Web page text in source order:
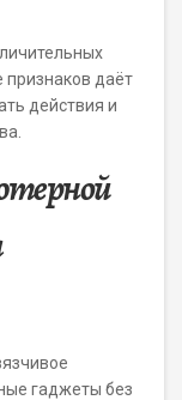
даёт
действия и
гаджеты без